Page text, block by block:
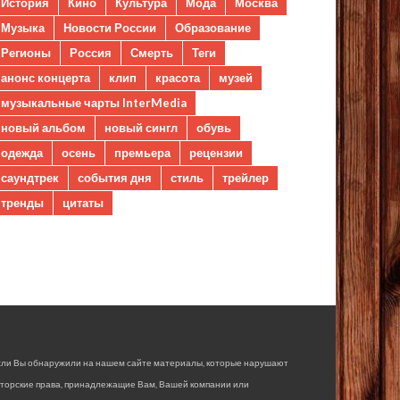
Музыка
Новости России
Образование
Регионы
Россия Смерть
Теги
анонс концерта
клип красота
музей
музыкальные чарты InterMedia
новый альбом
новый сингл
обувь
одежда
осень премьера
рецензии
саундтрек
события дня стиль
трейлер
тренды
цитаты
Вы обнаружили на нашем сайте материалы, которые нарушают
права, принадлежащие Вам, Вашей компании или